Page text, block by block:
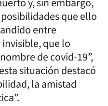
que ello
entre
que lo
de covid-19”,
situación destacó
la amistad